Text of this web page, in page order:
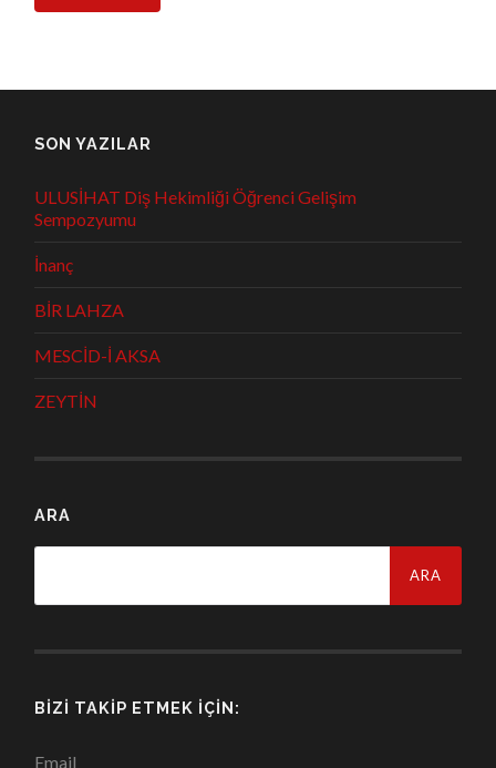
SON YAZILAR
ULUSİHAT Diş Hekimliği Öğrenci Gelişim
Sempozyumu
İnanç
BİR LAHZA
MESCİD-İ AKSA
ZEYTİN
ARA
BIZI TAKIP ETMEK İÇIN:
Email